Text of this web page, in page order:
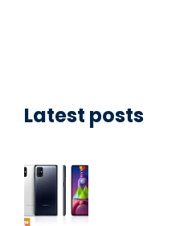
Latest posts